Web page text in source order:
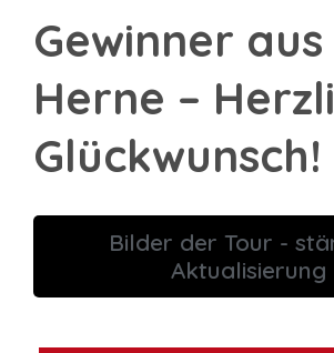
Gewinner aus
Herne –
Glückwunsch!
Bilder der Tour -
Aktualisierung